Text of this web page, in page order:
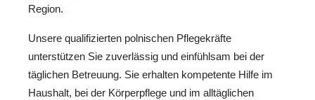
Region.
Unsere qualifizierten polnischen Pflegekräfte
unterstützen Sie zuverlässig und einfühlsam bei der
täglichen Betreuung. Sie erhalten kompetente Hilfe im
Haushalt, bei der Körperpflege und im alltäglichen